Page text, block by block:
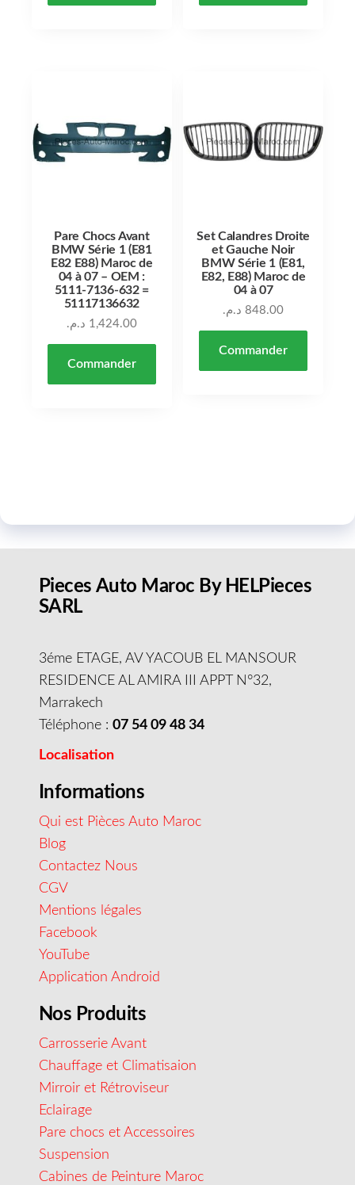
Pare Chocs Avant
BMW Série 1 (E81
E82 E88) Maroc de
04 à 07 – OEM :
5111-7136-632 =
51117136632
1,424.00 د.م.
Commander
Set Calandres Droite
et Gauche Noir
BMW Série 1 (E81,
E82, E88) Maroc de
04 à 07
848.00 د.م.
Commander
Pieces Auto Maroc By HELPieces
SARL
3éme ETAGE, AV YACOUB EL MANSOUR
RESIDENCE AL AMIRA III APPT N°32,
Marrakech
Téléphone : 07 54 09 48 34
Localisation
Informations
Qui est Pièces Auto Maroc
Blog
Contactez Nous
CGV
Mentions légales
Facebook
YouTube
Application Android
Nos Produits
Carrosserie Avant
Chauffage et Climatisaion
Mirroir et Rétroviseur
Eclairage
Pare chocs et Accessoires
Suspension
Cabines de Peinture Maroc